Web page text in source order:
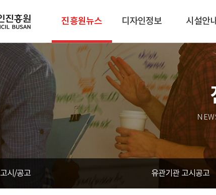
진흥원뉴스 디자인정보 시설안
고시/공고 유관기관 고시공고